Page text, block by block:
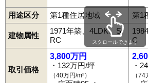
用途区分 第1種住居地域 第1
建物属性
1971年築、4LDK、S
RC
C
取引価格
3,800万円
・132万円/坪
（40万円/m²）
・
（74
スクロールできます